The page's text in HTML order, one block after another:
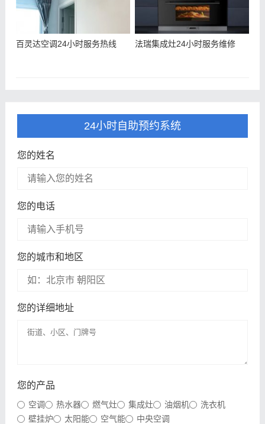
百灵达空调24小时服务热线 法瑞集成灶24小时服务维修
24小时自助预约系统
您的姓名
您的电话
您的城市和地区
您的详细地址
您的产品
空调 热水器 燃气灶 集成灶 油烟机
洗衣机
壁挂炉
太阳能 空气能 中央空调